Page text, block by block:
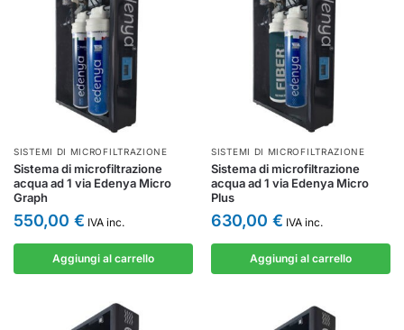
SISTEMI DI MICROFILTRAZIONE
Sistema di microfiltrazione
acqua ad 1 via Edenya Micro
Graph
550,00 € IVA inc.
Aggiungi al carrello
SISTEMI DI MICROFILTRAZIONE
Sistema di microfiltrazione
acqua ad 1 via Edenya Micro
Plus
630,00 € IVA inc.
Aggiungi al carrello